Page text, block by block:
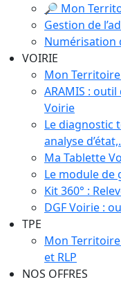
🔎 Mon
Gestion de
Numérisation
VOIRIE
Mon
ARAMIS :
Voirie
Le diagnostic
analyse
Ma Tablette
Le module de
Kit 360° :
DGF Voirie :
TPE
Mon Territoire
et RLP
NOS OFFRES